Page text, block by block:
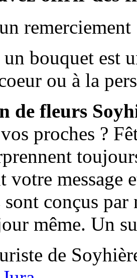
remerciement
bouquet est
ou à la
de fleurs
proches ?
votre message
sont conçus
même. Un
de